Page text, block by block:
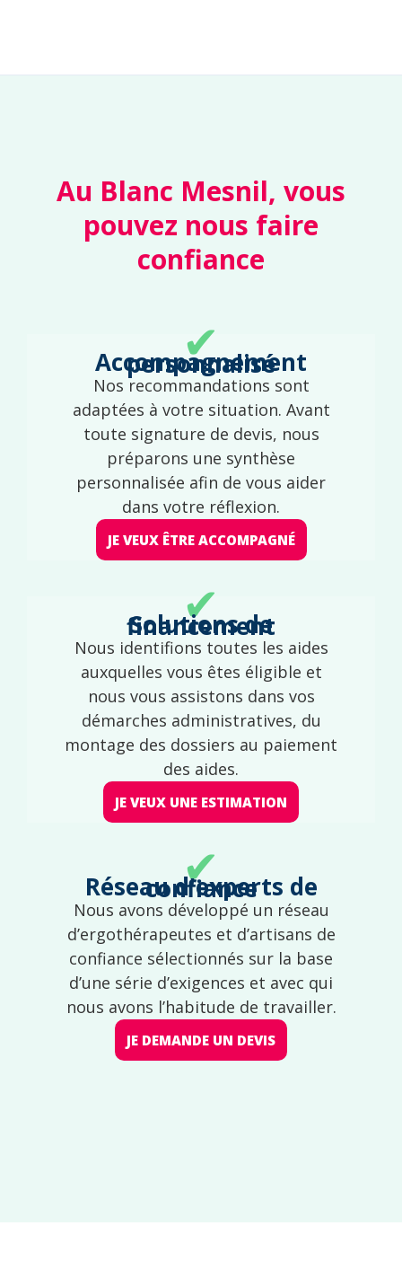
Au Blanc Mesnil, vous
pouvez nous faire
confiance
✔
Accompagnement personnalisé
Nos recommandations sont
adaptées à votre situation. Avant
toute signature de devis, nous
préparons une synthèse
personnalisée afin de vous aider
dans votre réflexion.
JE VEUX ÊTRE ACCOMPAGNÉ
✔
Solutions de financement
Nous identifions toutes les aides
auxquelles vous êtes éligible et
nous vous assistons dans vos
démarches administratives, du
montage des dossiers au paiement
des aides.
JE VEUX UNE ESTIMATION
✔
Réseau d'experts de confiance
Nous avons développé un réseau
d’ergothérapeutes et d’artisans de
confiance sélectionnés sur la base
d’une série d’exigences et avec qui
nous avons l’habitude de travailler.
JE DEMANDE UN DEVIS